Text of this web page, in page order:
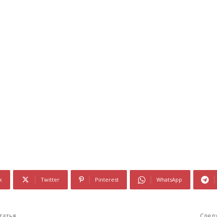
Twitter Pinterest WhatsApp